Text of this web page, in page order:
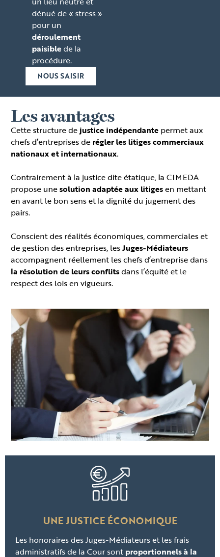
dénué de « stress »
pour un
déroulement
paisiblede la
procédure.
NOUS SAISIR
Les avantages
Cette structure de justice indépendante permet aux
chefs d’entreprises de régler les litiges commerciaux
nationaux et internationaux.
Contrairement à la justice dite étatique, la CIMEDA
propose unesolution adaptée aux litigesen mettant
en avant le bon sens et la dignité du jugement des
pairs.
Conscient des réalités économiques, commerciales et
de gestion des entreprises, lesJuges-Médiateurs
accompagnent réellement les chefs d’entreprise dans
la résolution de leurs conflitsdans l’équité et le
respect des lois en vigueurs.
UNE JUSTICE ÉCONOMIQUE
Les honoraires des Juges-Médiateurs et les frais
administratifs de la Cour sont proportionnels à la